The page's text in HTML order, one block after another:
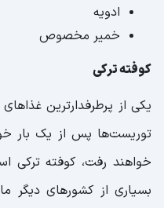
ادویه
خمیر مخصوص
کوفته ترکی
یکی از پرطرفدارترین
توریست‌ها پس از یک بار
خواهند رفت، کوفته ترکی
بسیاری از کشورهای دیگر